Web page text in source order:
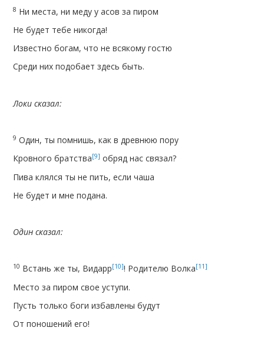
8 Ни места, ни меду у асов за пиром
Не будет тебе никогда!
Известно богам, что не всякому гостю
Среди них подобает здесь быть.
Локи сказал:
9 Один, ты помнишь, как в древнюю пору
Кровного братства[9] обряд нас связал?
Пива клялся ты не пить, если чаша
Не будет и мне подана.
Один сказал:
10 Встань же ты, Видарр[10]! Родителю Волка[11]
Место за пиром свое уступи.
Пусть только боги избавлены будут
От поношений его!